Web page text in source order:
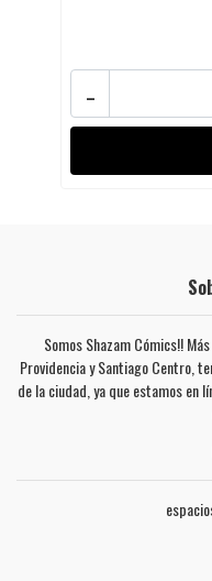
-
Somos Shazam Cómics!!
Providencia y Santiago Centro,
de la ciudad, ya que estamos en